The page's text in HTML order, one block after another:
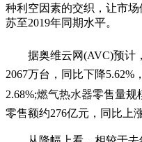
种利空因素的交织，让市
苏至2019年同期水平。
据奥维云网(AVC)预计
2067万台，同比下降5.62%
2.68%;燃气热水器零售量规
零售额约276亿元，同比上涨